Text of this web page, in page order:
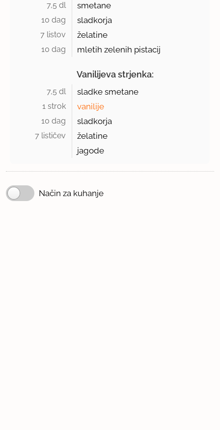
7,5 dl smetane
10 dag sladkorja
7 listov želatine
10 dag mletih zelenih pistacij
Vanilijeva strjenka:
7,5 dl sladke smetane
1 strok vanilije
10 dag sladkorja
7 lističev
želatine
jagode
Način za kuhanje